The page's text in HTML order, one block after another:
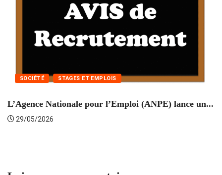
SOCIÉTÉ STAGES ET EMPLOIS
L’Agence Nationale pour l’Emploi (ANPE) lance un...
29/05/2026